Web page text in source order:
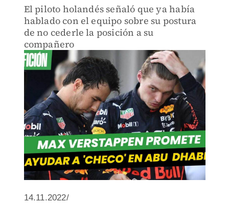
El piloto holandés señaló que ya había
hablado con el equipo sobre su postura
de no cederle la posición a su
compañero
14.11.2022/